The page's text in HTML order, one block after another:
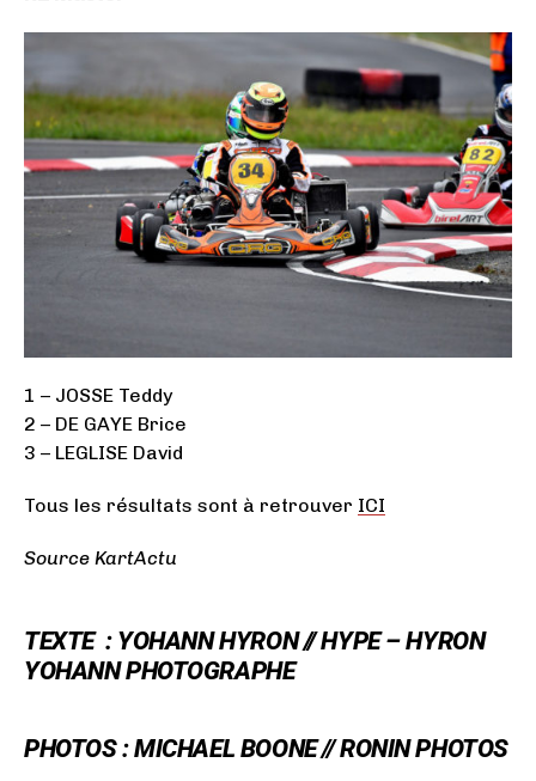
1 – JOSSE Teddy
2 – DE GAYE Brice
3 – LEGLISE David
Tous les résultats sont à retrouver ICI
Source KartActu
TEXTE : YOHANN HYRON //HYPE – HYRON
YOHANN PHOTOGRAPHE
PHOTOS : MICHAEL BOONE // RONIN PHOTOS